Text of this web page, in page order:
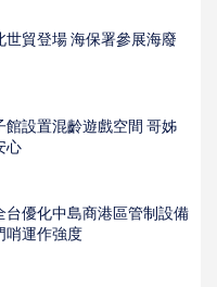
貿登場 海保署參展海廢
館設置混齡遊戲空間 哥姊
心
台優化中島商港區管制設備
哨運作強度